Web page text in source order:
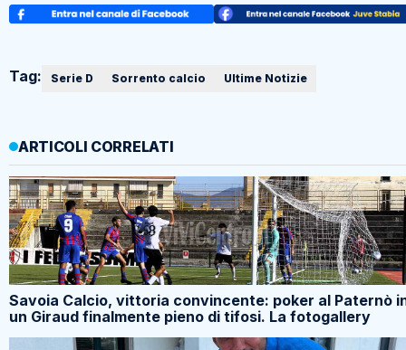
Tag: Serie D Sorrento calcio Ultime Notizie
ARTICOLI CORRELATI
Savoia Calcio, vittoria convincente: poker al Paternò
un Giraud finalmente pieno di tifosi. La fotogallery